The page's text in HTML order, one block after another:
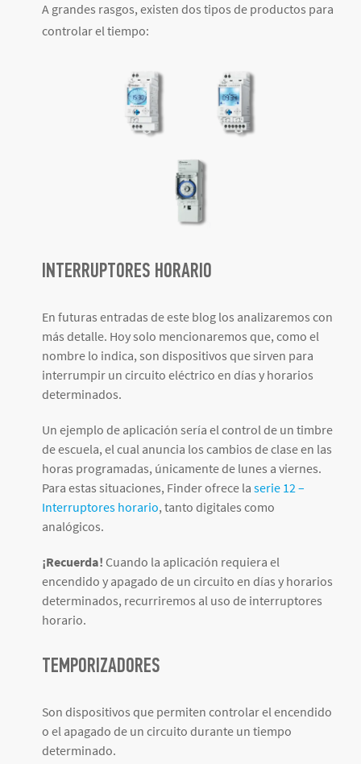
A grandes rasgos, existen dos tipos de productos para
controlar el tiempo:
INTERRUPTORES HORARIO
En futuras entradas de este blog los analizaremos con
más detalle. Hoy solo mencionaremos que, como el
nombre lo indica, son dispositivos quesirven para
interrumpir un circuito eléctrico en días y horarios
determinados.
Un ejemplo de aplicación sería el control de un timbre
de escuela, el cual anuncia los cambios de clase en las
horas programadas, únicamente de lunes a viernes.
Para estas situaciones, Finder ofrece la serie 12 –
Interruptores horario, tanto digitales como
analógicos.
¡Recuerda! Cuando la aplicación requiera el
encendido y apagado de un circuito en días y horarios
determinados, recurriremos al uso de interruptores
horario.
TEMPORIZADORES
Son dispositivos que permiten controlar el encendido
o el apagado de un circuito durante un tiempo
determinado.